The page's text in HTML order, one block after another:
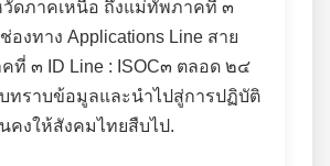
ดภาคเหนือ ถึงแม่ทัพภาคที่ ๓
องทาง Applications Line สาย
ที่ ๓ ID Line : ISOC๓ ตลอด ๒๔
ทราบข้อมูลและนำไปสู่การปฏิบัติ
คงให้สังคมไทยสืบไป.